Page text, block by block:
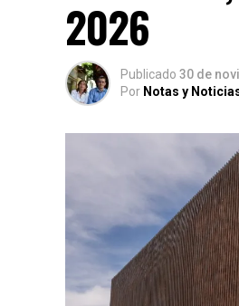
2026
Publicado 30 de
Por Notas y